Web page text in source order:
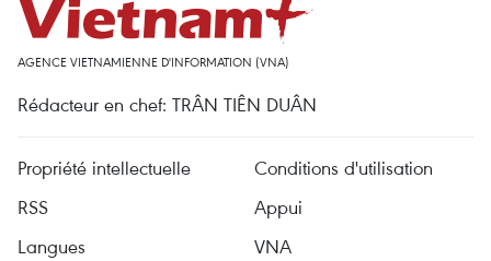
AGENCE VIETNAMIENNE D'INFORMATION (VNA)
Rédacteur en chef: TRÂN TIÊN DUÂN
Propriété intellectuelle
Conditions d'utilisation
RSS
Appui
Langues
VNA